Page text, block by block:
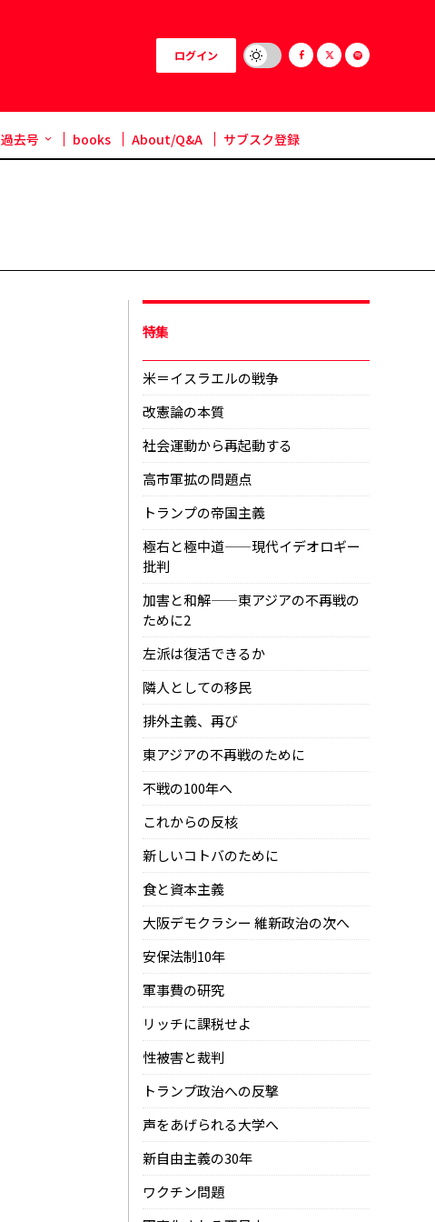
ログイン
過去号 books About/Q&A サブスク登録
特集
米＝イスラエルの戦争
改憲論の本質
社会運動から再起動する
高市軍拡の問題点
トランプの帝国主義
極右と極中道——現代イデオロギー
批判
加害と和解——東アジアの不再戦の
ために2
左派は復活できるか
隣人としての移民
排外主義、再び
東アジアの不再戦のために
不戦の100年へ
これからの反核
新しいコトバのために
食と資本主義
大阪デモクラシー 維新政治の次へ
安保法制10年
軍事費の研究
リッチに課税せよ
性被害と裁判
トランプ政治への反撃
声をあげられる大学へ
新自由主義の30年
ワクチン問題